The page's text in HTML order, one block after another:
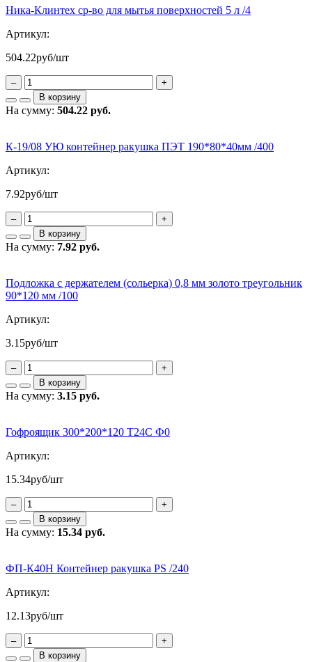
Ника-Клинтех ср-во для мытья поверхностей 5 л /4
Артикул:
504.22руб/шт
–
+
В корзину
На сумму: 504.22 руб.
К-19/08 УЮ контейнер ракушка ПЭТ 190*80*40мм /400
Артикул:
7.92руб/шт
–
+
В корзину
На сумму: 7.92 руб.
Подложка с держателем (сольерка) 0,8 мм золото треугольник
90*120 мм /100
Артикул:
3.15руб/шт
–
+
В корзину
На сумму: 3.15 руб.
Гофроящик 300*200*120 Т24С Ф0
Артикул:
15.34руб/шт
–
+
В корзину
На сумму: 15.34 руб.
ФП-К40Н Контейнер ракушка PS /240
Артикул:
12.13руб/шт
–
+
В корзину